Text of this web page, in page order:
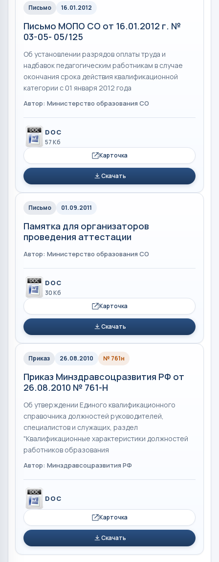
Письмо 16.01.2012
Письмо МОПО СО от 16.01.2012 г. №
03-05- 05/125
Об установлении разрядов оплаты труда и
надбавок педагогическим работникам в случае
окончания срока действия квалификационной
категории с 01 января 2012 года
Автор: Министерство образования СО
DOC
57 Кб
Карточка
Скачать
Письмо 01.09.2011
Памятка для организаторов
проведения аттестации
Автор: Министерство образования СО
DOC
30 Кб
Карточка
Скачать
Приказ 26.08.2010 № 761н
Приказ Mинздравсоцразвития РФ от
26.08.2010 № 761-Н
Об утверждении Единого квалификационного
справочника должностей руководителей,
специалистов и служащих, раздел
"Квалификационные характеристики должностей
работников образования
Автор: Mинздравсоцразвития РФ
DOC
Карточка
Скачать